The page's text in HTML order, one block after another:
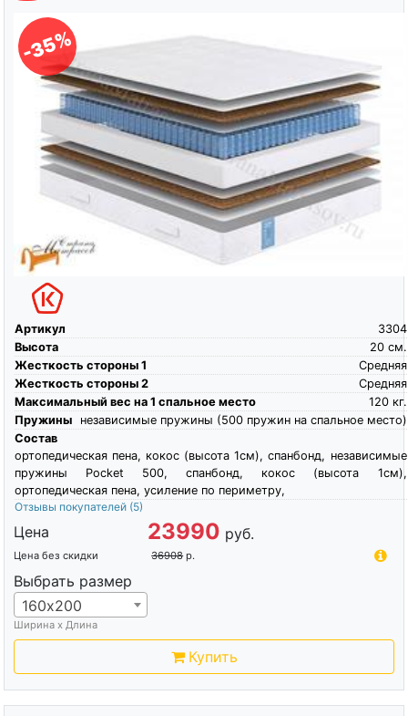
-35%
Артикул
3304
Высота
см.
20
Жесткость стороны 1
Средняя
Жесткость стороны 2
Средняя
Максимальный вес на 1 спальное место
кг.
120
Пружины
независимые пружины (500 пружин на спальное место)
Состав
ортопедическая пена, кокос (высота 1см), спанбонд, независимые
пружины Pocket 500, спанбонд, кокос (высота 1см),
ортопедическая пена, усиление по периметру,
Отзывы покупателей (5)
Цена 23990 руб.
Цена без скидки 36908 р.
Выбрать размер
160х200
Ширина х Длина
Купить